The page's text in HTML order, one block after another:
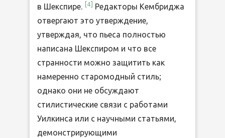
в Шекспире.
4
Редакторы Кембриджа
отвергают это утверждение,
утверждая, что пьеса полностью
написана Шекспиром и что все
странности можно защитить как
намеренно старомодный стиль;
однако они не обсуждают
стилистические связи с работами
Уилкинса или с научными статьями,
демонстрирующими